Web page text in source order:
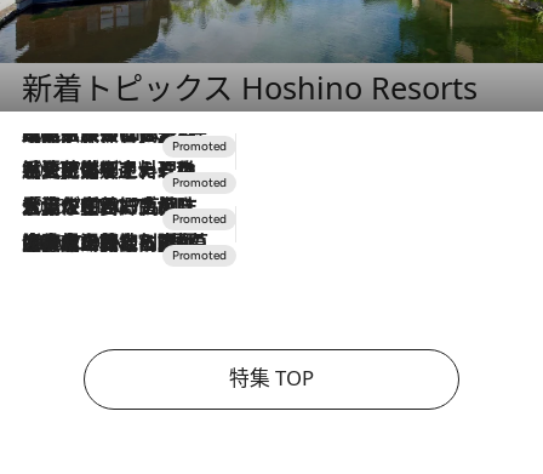
新着トピックス Hoshino Resorts
2026.7.31
【ホテル帰省】という選択肢をOMOが提案。家族とほどよい距離を保つには「昼は実家、夜は気兼ねなくホテルで！」
2026.7.24
【夏限定ディナーコース】旬を迎える稚鮎や花ズッキーニなどをイタリア・トスカーナの郷土料理の手法で満喫！
2026.7.17
「土佐和ハーブかき氷」がOMO7高知に登場！生姜、山椒、大葉など目にも舌にも涼を呼ぶ郷土の味
2026.7.10
NEW OPEN！【界 草津】名湯の地に誕生。趣の異なる2種の温泉と上州ならではの会席・蕎麦割烹など美食を味わう究極の癒やし旅
特集 TOP